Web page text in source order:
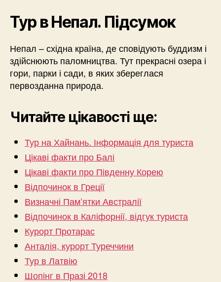
Тур в Непал. Підсумок
Непал – східна країна, де сповідують буддизм і
здійснюють паломництва. Тут прекрасні озера і
гори, парки і сади, в яких збереглася
первозданна природа.
Читайте цікавості ще:
Тур на Хайнань. Інформація для туриста
Цікаві факти про Балі
Цікаві факти про Південну Корею
Відпочинок в Греції
Визначні Пам’ятки Австралії
Відпочинок в Каліфорнії, відгук туриста
Курорт Протарас
Анталія, курорт Туреччини
Тур в Латвію
Шопінг в Празі 2018